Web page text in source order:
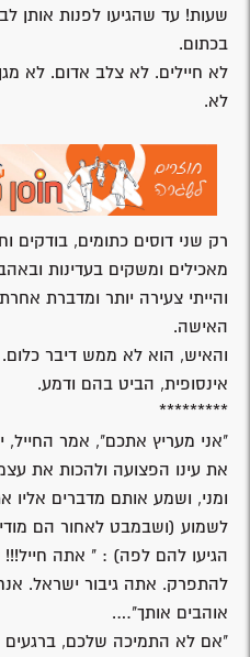
שעות! עד שהגיעו לפנות אותן
בכתום.
לא חיילים. לא צלב אדום. לא
לא.
רק שני דוסים כתומים, בודקים
מאכילים ומשקים בעדינות
והייתי צעירה יותר ומדברת
האישה.
והאיש, הוא לא ממש דיבר כלום.
אינסופית, הביט בהם ודמע.
*********
"אני מעריץ אתכם", אמר
את עינו הפצועה ולהכות את
ומני, ושמע אותם מדברים אליו
לשמוע (ושבמבט לאחור הם
הגיעו להם לפה) : " אתה
להתפרק. אתה גיבור ישראל.
אוהבים אותך"….
"אם לא התמיכה שלכם, ברגעים